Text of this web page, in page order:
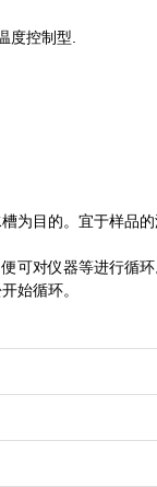
度控制型.
为目的。宜于样品
可对仪器等进行循
始循环。